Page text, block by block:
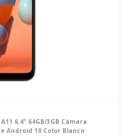
6.4" 64GB/3GB Cámara
Android 10 Color Blanco